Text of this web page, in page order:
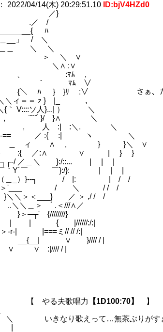
： 2022/04/14(木) 20:29:51.10
ID:bjV4HZd0
}
/
__{ ﾊ
」 / ＼
＼ ＼
＼ ∨
∧ :∨
:ﾏﾑ ,
｀ ﾏﾑ ∨
:∨ さぁ、たくさん歌って
ィ＝＝ｚ} |_ ,
V::::ソ人}...| ） ＼
¨¨¨´ }/ }∧ ＼
, 人 :| :＼. ＼
== ／ :{ :| ヽ ＼
＿ ィ ∧ , } }＼ ∨
} :{ ／:∧ ∨ | } }
／＿＼ }:/::... | | |
｀Y´￣ ￣}:/}: | | |
（＿_）}--┐ / |: | / /
/＜＞'___ / ＼ / / /
＞＜___} ／ ＞ ,/ / /
＼＿＞ ´ .＜///∧／
＞─┬' {////////}
:| | | { |//////:/:|
|===ミ// // /:|
∨ }//// / |
∨ :|//// / |
夫歌唱力
【1D100:70】
】
なり歌えって…無茶ぶりがすぎ
|